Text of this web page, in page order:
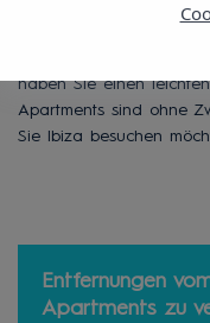
haben Sie einen
Apartments sind ohne
Sie Ibiza besuchen
Entfernungen
Apartments zu